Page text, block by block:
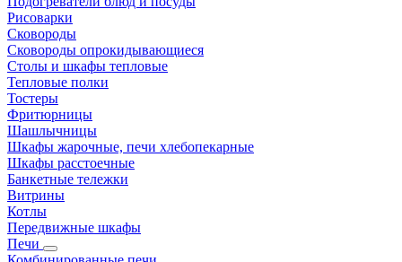
Рисоварки
Сковороды
Сковороды опрокидывающиеся
Столы и шкафы тепловые
Тепловые полки
Тостеры
Фритюрницы
Шашлычницы
Шкафы жарочные, печи хлебопекарные
Шкафы расстоечные
Банкетные тележки
Витрины
Котлы
Передвижные шкафы
Печи